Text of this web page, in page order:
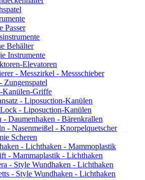
Passer
Behälter
Instrumente
Elevatoren
- Messzirkel - Messschieber
Zungenspatel
Kanülen-Griffe
- Liposuction-Kanülen
- Liposuction-Kanülen
- Daumenhaken - Bärenkrallen
- Nasenmeißel - Knorpelquetscher
Scheren
- Lichthaken - Mammoplastik
- Mammaplastik - Lichthaken
- Style Wundhaken - Lichthaken
- Style Wundhaken - Lichthaken